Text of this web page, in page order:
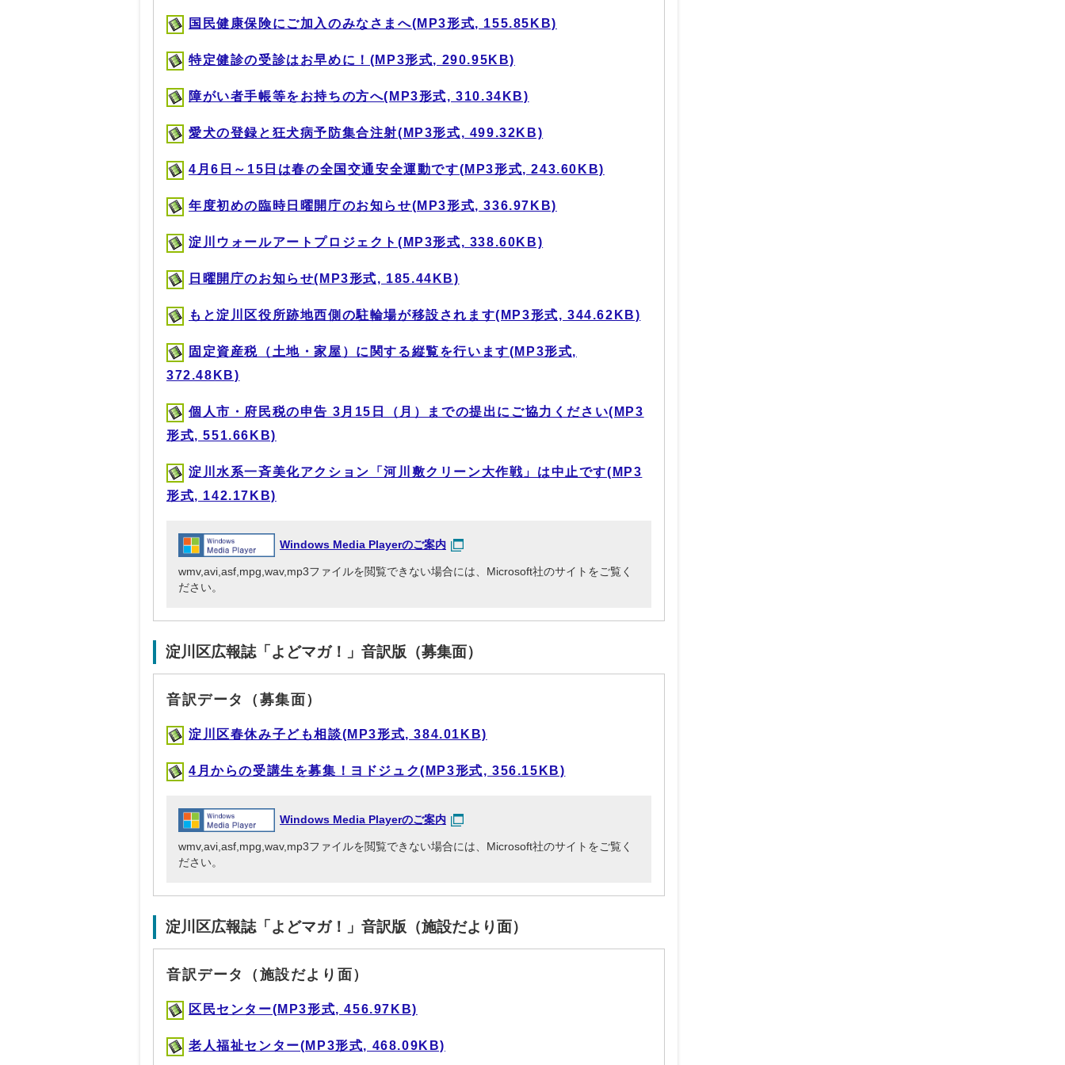
国民健康保険にご加入のみなさまへ(MP3形式, 155.85KB)
特定健診の受診はお早めに！(MP3形式, 290.95KB)
障がい者手帳等をお持ちの方へ(MP3形式, 310.34KB)
愛犬の登録と狂犬病予防集合注射(MP3形式, 499.32KB)
4月6日～15日は春の全国交通安全運動です(MP3形式, 243.60KB)
年度初めの臨時日曜開庁のお知らせ(MP3形式, 336.97KB)
淀川ウォールアートプロジェクト(MP3形式, 338.60KB)
日曜開庁のお知らせ(MP3形式, 185.44KB)
もと淀川区役所跡地西側の駐輪場が移設されます(MP3形式, 344.62KB)
固定資産税（土地・家屋）に関する縦覧を行います(MP3形式,
372.48KB)
個人市・府民税の申告 3月15日（月）までの提出にご協力ください(MP3
形式, 551.66KB)
淀川水系一斉美化アクション「河川敷クリーン大作戦」は中止です(MP3
形式, 142.17KB)
Windows Media Playerのご案内
wmv,avi,asf,mpg,wav,mp3ファイルを閲覧できない場合には、Microsoft社のサイトをご覧く
ださい。
淀川区広報誌「よどマガ！」音訳版（募集面）
音訳データ（募集面）
淀川区春休み子ども相談(MP3形式, 384.01KB)
4月からの受講生を募集！ヨドジュク(MP3形式, 356.15KB)
Windows Media Playerのご案内
wmv,avi,asf,mpg,wav,mp3ファイルを閲覧できない場合には、Microsoft社のサイトをご覧く
ださい。
淀川区広報誌「よどマガ！」音訳版（施設だより面）
音訳データ（施設だより面）
区民センター(MP3形式, 456.97KB)
老人福祉センター(MP3形式, 468.09KB)